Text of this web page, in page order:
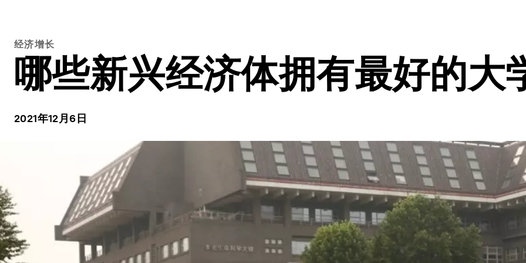
经济增长
哪些新兴经济体拥有最好的大
2021年12月6日